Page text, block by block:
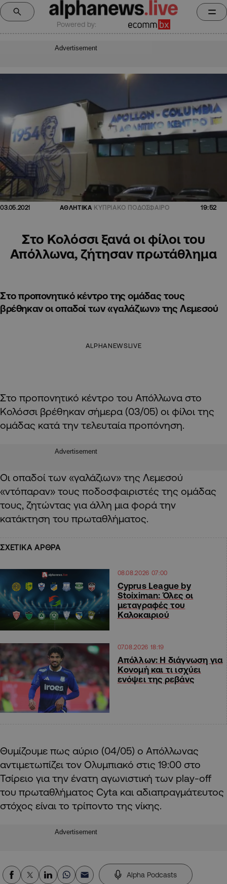
Powered by:
Advertisement
03.05.2021 ΑΘΛΗΤΙΚΑ ΚΥΠΡΙΑΚΟ ΠΟΔΟΣΦΑΙΡΟ 19:52
Στο Κολόσσι ξανά οι φίλοι του
Απόλλωνα, ζήτησαν πρωτάθλημα
Στο προπονητικό κέντρο της ομάδας τους
βρέθηκαν οι οπαδοί των «γαλάζιων» της Λεμεσού
ALPHANEWSLIVE
Στο προπονητικό κέντρο του Απόλλωνα στο
Κολόσσι βρέθηκαν σήμερα (03/05) οι φίλοι της
ομάδας κατά την τελευταία προπόνηση.
Advertisement
Οι οπαδοί των «γαλάζιων» της Λεμεσού
«ντόπαραν» τους ποδοσφαιριστές της ομάδας
τους, ζητώντας για άλλη μια φορά την
κατάκτηση του πρωταθλήματος.
ΣΧΕΤΙΚΑ ΑΡΘΡΑ
08.08.2026 07:00
Cyprus League by
Stoiximan: Όλες οι
μεταγραφές του
Καλοκαιριού
07.08.2026 18:19
Απόλλων: Η διάγνωση για
Κονομή και τι ισχύει
ενόψει της ρεβάνς
Θυμίζουμε πως αύριο (04/05) ο Απόλλωνας
αντιμετωπίζει τον Ολυμπιακό στις 19:00 στο
Τσίρειο για την ένατη αγωνιστική των play-off
του πρωταθλήματος Cyta και αδιαπραγμάτευτος
στόχος είναι το τρίποντο της νίκης.
Advertisement
Alpha Podcasts